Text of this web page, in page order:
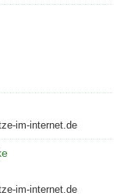
im-internet.de
im-internet.de